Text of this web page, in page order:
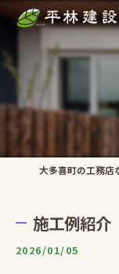
施工例紹介
2026/01/05